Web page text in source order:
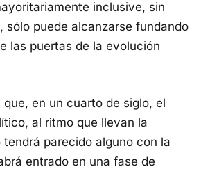
inclusive, sin
puede alcanzarse fundando
las puertas de la evolución
en un cuarto de siglo, el
al ritmo que llevan la
parecido alguno con la
entrado en una fase de